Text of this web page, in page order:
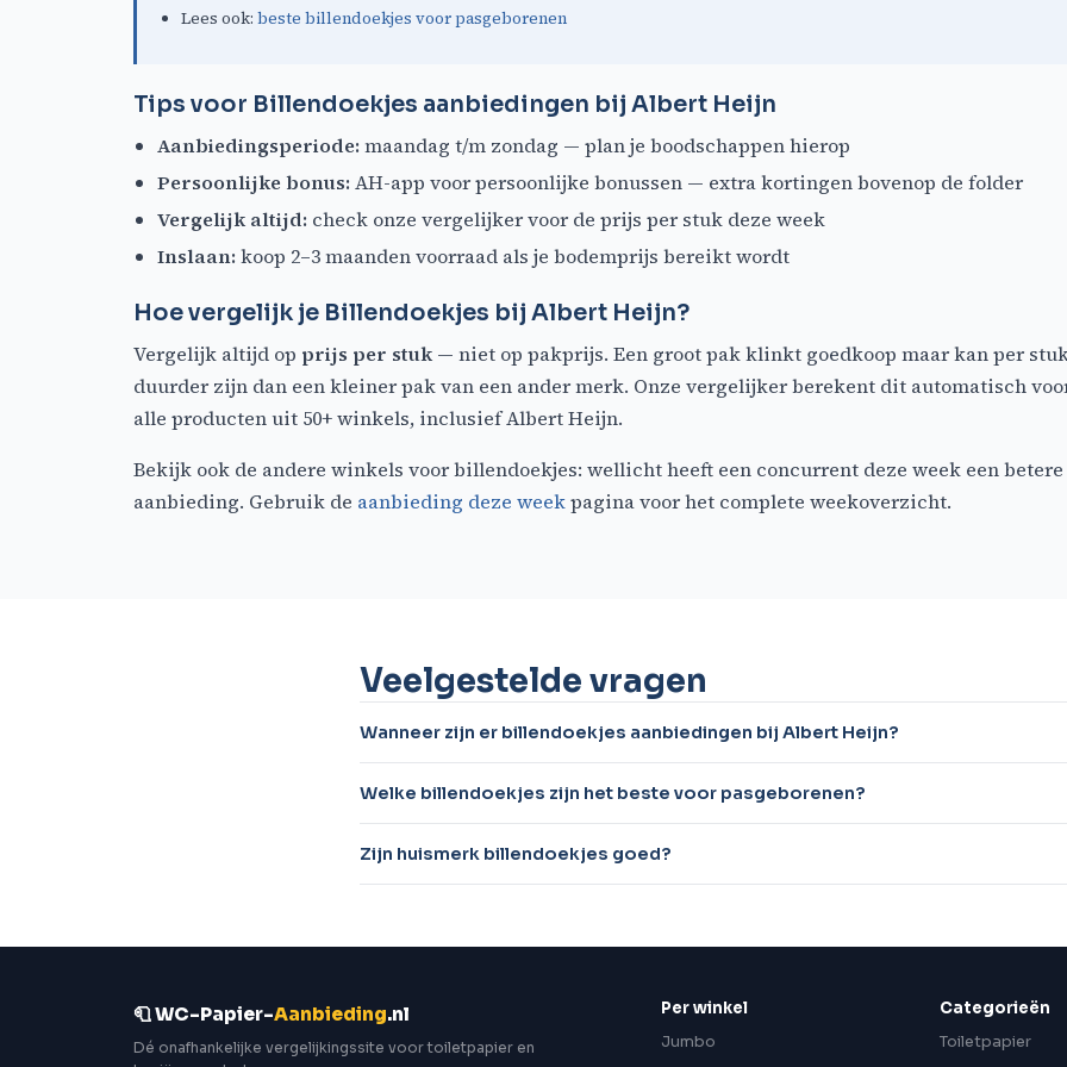
Lees ook: beste billendoekjes voor pasgeborenen
Tips voor Billendoekjes aanbiedingen bij Albert Heijn
Aanbiedingsperiode: maandag t/m zondag — plan je boodschappen hierop
Persoonlijke bonus: AH-app voor persoonlijke bonussen — extra kortingen bovenop de folder
Vergelijk altijd: check onze vergelijker voor de prijs per stuk deze week
Inslaan: koop 2–3 maanden voorraad als je bodemprijs bereikt wordt
Hoe vergelijk je Billendoekjes bij Albert Heijn?
Vergelijk altijd op prijs per stuk — niet op pakprijs. Een groot pak klinkt goedkoop maar kan per
duurder zijn dan een kleiner pak van een ander merk. Onze vergelijker berekent dit automatisch
alle producten uit 50+ winkels, inclusief Albert Heijn.
Bekijk ook de andere winkels voor billendoekjes: wellicht heeft een concurrent deze week een betere
aanbieding. Gebruik de aanbieding deze weekpagina voor het complete weekoverzicht.
Veelgestelde vragen
Wanneer zijn er billendoekjes aanbiedingen bij Albert Heijn?
Welke billendoekjes zijn het beste voor pasgeborenen?
Zijn huismerk billendoekjes goed?
🧻 WC-Papier-Aanbieding.nl
Dé onafhankelijke vergelijkingssite voor toiletpapier en
Per winkel
Jumbo
Categorieën
Toiletpapier